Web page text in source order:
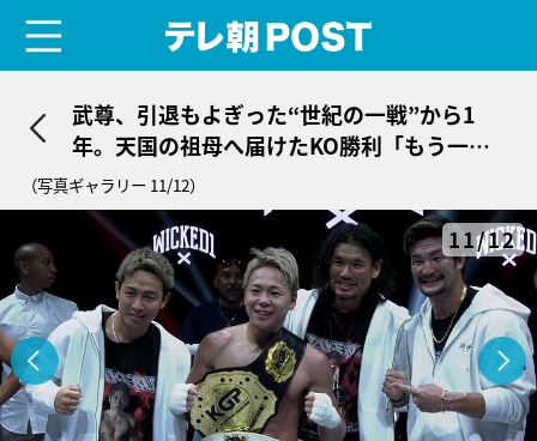
武尊、引退もよぎった“世紀の一戦”から1
年。天国の祖母へ届けたKO勝利「もう一回
勝つ姿を見せたかった」
（写真ギャラリー 11/12）
11/12